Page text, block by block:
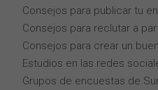
Consejos para publicar tu
Consejos para reclutar a
Consejos para crear un
Estudios en las redes
Grupos de encuestas de